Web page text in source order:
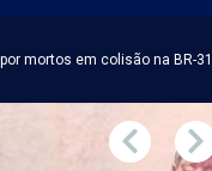
mortos em colisão na BR-